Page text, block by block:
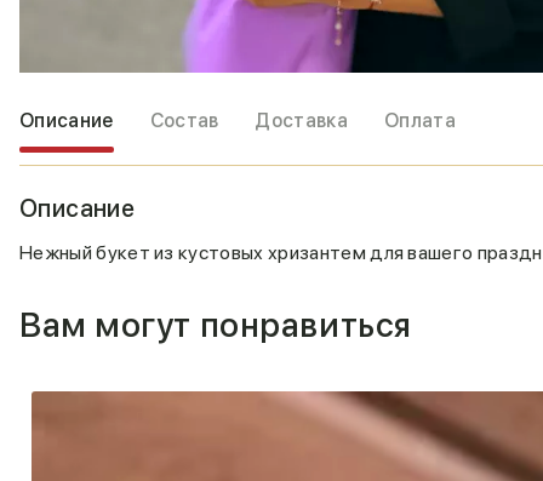
Описание Состав Доставка Оплата
Описание
Нежный букет из кустовых хризантем для вашего
Вам могут понравиться